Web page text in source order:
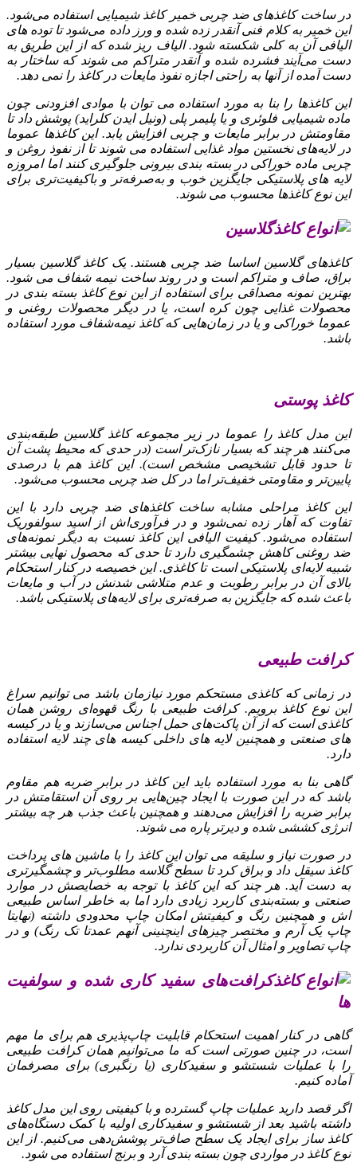
در ساخت کاغذهای ضد چربی خمیر کاغذ شیمیایی استفاده می‌شود.
این خمیر به کلام فنی آنقدر زده شده و ورز داده می‌شود تا توده‌ های
الیافی آن به کلی شکسته شود. الیاف ریز شده که از این طریق به
دست می‌آیند فشرده شده و آنقدر متراکم می‌ شوند که ساختار به
دست آمده از آنها به راحتی اجازه نفوذ مایعات در کاغذ را نمی‌ دهد.
این کاغذها را بنا به مورد استفاده می‌ توان با موادی افزودنی چون
ماده شیمیایی فلوئری و یا پلیمر پلی (ونیل ایدن کلراید) پوشش داد تا
مقاومتش در برابر مایعات و چربی افزایش یابد. این کاغذها عموما
در لایه‌های نخستین مواد غذایی استفاده می‌ شوند تا از نفوذ روغن و
چربی ماده خوراکی در بسته‌ بندی بیرونی جلوگیری کنند اما امروزه
لایه‌ های پلاستیکی جایگزین خوب و به‌صرفه‌تر و باکیفیت‌تری برای
این نوع کاغذها محسوب می‌ شوند.
گلاسین
کاغذهای گلاسین اساسا ضد چربی هستند. یک کاغذ گلاسین بسیار
براق، صاف و متراکم است و در روند ساخت نیمه شفاف می‌ شود.
بهترین نمونه مصداقی برای استفاده از این نوع کاغذ بسته‌ بندی در
محصولات غذایی چون کره است، یا در دیگر محصولات روغنی و
عموما خوراکی و یا در زمان‌هایی که کاغذ نیمه‌شفاف مورد استفاده
باشد.
کاغذ پوستی
این مدل کاغذ را عموما در زیر مجموعه کاغذ گلاسین طبقه‌بندی
می‌کنند هر چند که بسیار نازک‌تر است (در حدی که محیط پشت آن
تا حدود قابل تشخیصی مشخص است). این کاغذ هم با درصدی
پایین‌تر و مقاومتی خفیف‌تر اما در کل ضد چربی محسوب می‌شود.
این کاغذ مراحلی مشابه ساخت کاغذهای ضد چربی دارد با این
تفاوت که آهار زده نمی‌شود و در فرآوری‌اش از اسید سولفوریک
استفاده می‌شود. کیفیت الیافی این کاغذ نسبت به دیگر نمونه‌های
ضد روغنی کاهش چشمگیری دارد تا حدی که محصول نهایی بیشتر
شبیه لایه‌ای پلاستیکی است تا کاغذی. این خصیصه در کنار استحکام
بالای آن در برابر رطوبت و عدم متلاشی شدنش در آب و مایعات
باعث شده که جایگزین به صرفه‌تری برای لایه‌های پلاستیکی باشد.
کرافت طبیعی
در زمانی که کاغذی مستحکم مورد نیازمان باشد می‌ توانیم سراغ
این نوع کاغذ برویم. کرافت طبیعی با رنگ قهوه‌ای روشن همان
کاغذی است که از آن پاکت‌های حمل اجناس می‌سازند و یا در کیسه‌
های صنعتی و همچنین لایه‌ های داخلی کیسه‌ های چند لایه استفاده
دارد.
گاهی بنا به مورد استفاده باید این کاغذ در برابر ضربه هم مقاوم
باشد که در این صورت با ایجاد چین‌هایی بر روی آن استقامتش در
برابر ضربه را افزایش می‌دهند و همچنین باعث جذب هر چه بیشتر
انرژی کششی شده و دیرتر پاره می‌ شوند.
در صورت نیاز و سلیقه می‌ توان این کاغذ را با ماشین‌ های پرداخت
کاغذ سیقل داد و براق کرد تا سطح گلاسه مطلوب‌تر و چشمگیرتری
به دست آید. هر چند که این کاغذ با توجه به خصایصش در موارد
صنعتی و بسته‌بندی کاربرد زیادی دارد اما به خاطر اساس طبیعی‌
اش و همچنین رنگ و کیفیتش امکان چاپ محدودی داشته (نهایتا
چاپ یک آرم و مختصر چیزهای اینچنینی آنهم عمدتا تک رنگ) و در
چاپ تصاویر و امثال آن کاربردی ندارد.
کرافت‌های سفید کاری شده و سولفیت‌
ها
گاهی در کنار اهمیت استحکام قابلیت چاپ‌پذیری هم برای ما مهم
است، در چنین صورتی است که ما می‌توانیم همان کرافت طبیعی
را با عملیات شستشو و سفیدکاری (یا رنگبری) برای مصرفمان
آماده کنیم.
اگر قصد دارید عملیات چاپ گسترده و با کیفیتی روی این مدل کاغذ
داشته باشید بعد از شستشو و سفیدکاری اولیه با کمک دستگاه‌های
کاغذ ساز برای ایجاد یک سطح صاف‌تر پوشش‌دهی می‌کنیم. از این
نوع کاغذ در مواردی چون بسته‌ بندی آرد و برنج استفاده می‌ شود.